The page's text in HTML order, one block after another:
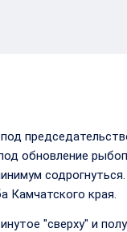
обновление
Камчатского края.
"сверху" и